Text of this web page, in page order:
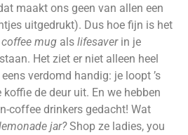
maakt ons geen van allen een
uitgedrukt). Dus hoe fijn is het
mug als lifesaverin je
Het ziet er niet alleen heel
verdomd handig: je loopt ’s
de deur uit. En we hebben
coffee drinkers gedacht! Wat
jar?Shop ze ladies, you